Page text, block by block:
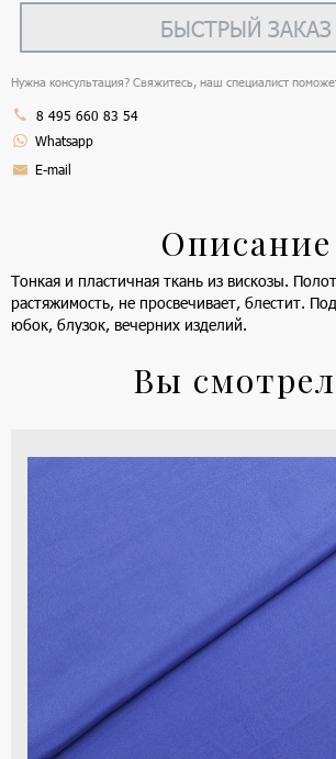
БЫСТРЫЙ ЗАКАЗ
Нужна консультация? Свяжитесь, наш специалист
8 495 660 83 54
Whatsapp
E-mail
Описание
Тонкая и пластичная ткань из вискозы.
растяжимость, не просвечивает, блестит.
юбок, блузок, вечерних изделий.
Вы